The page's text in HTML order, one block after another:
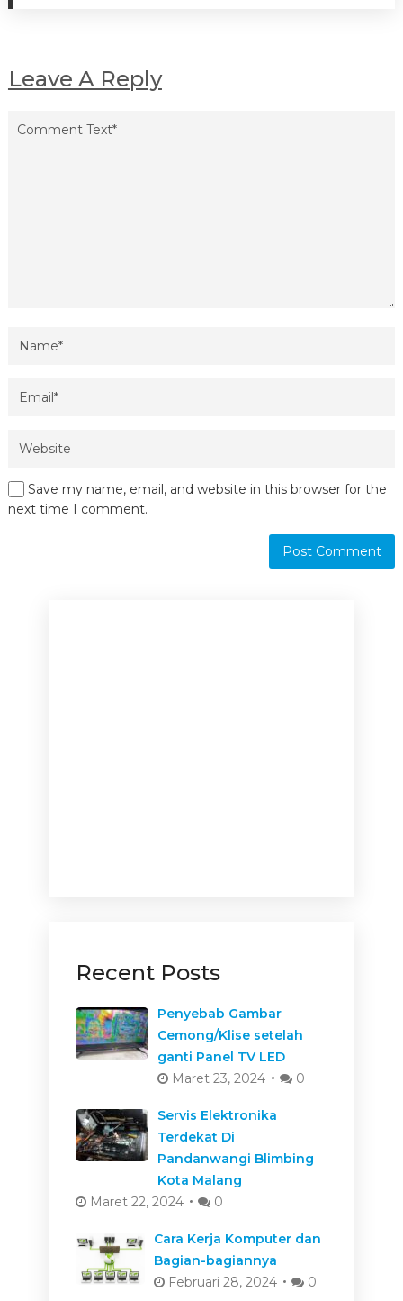
Leave A Reply
Save my name, email, and website in this browser for the
next time I comment.
Recent Posts
Penyebab Gambar
Cemong/Klise setelah
ganti Panel TV LED
Maret 23, 2024
0
Servis Elektronika
Terdekat Di
Pandanwangi Blimbing
Kota Malang
Maret 22, 2024
0
Cara Kerja Komputer dan
Bagian-bagiannya
Februari 28, 2024
0